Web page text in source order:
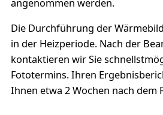
angenommen werden.
Die Durchführung der
in der Heizperiode. Nach der
kontaktieren wir Sie
Fototermins. Ihren
Ihnen etwa 2 Wochen nach dem